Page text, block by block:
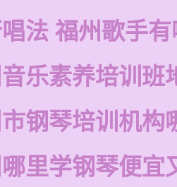
法 福州歌手
乐素养培训班
钢琴培训机构
里学钢琴便宜